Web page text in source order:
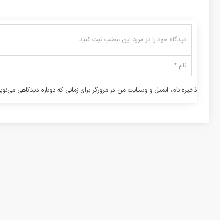
ذخیره نام، ایمیل و وبسایت من در مرورگر برای زمانی که دوباره دیدگاهی